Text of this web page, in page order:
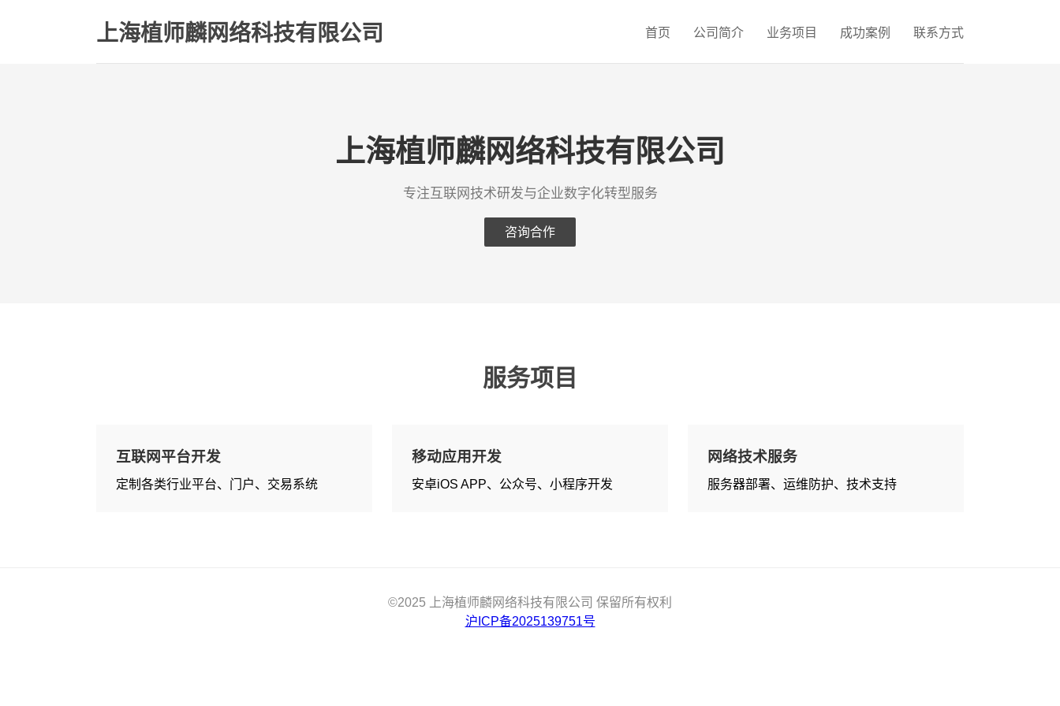
上海植师麟网络科技有限公司 首页 公司简介 业务项目 成功案例 联系方式
上海植师麟网络科技有限公司
专注互联网技术研发与企业数字化转型服务
咨询合作
服务项目
互联网平台开发
定制各类行业平台、门户、交易系统
移动应用开发
安卓iOS APP、公众号、小程序开发
网络技术服务
服务器部署、运维防护、技术支持
©2025 上海植师麟网络科技有限公司 保留所有权利
沪ICP备2025139751号